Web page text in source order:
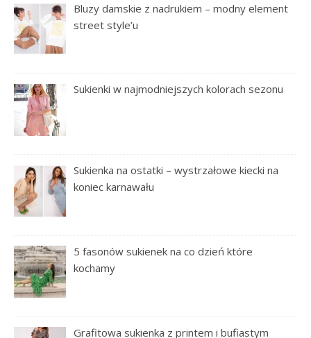
Bluzy damskie z nadrukiem – modny element
street style’u
Sukienki w najmodniejszych kolorach sezonu
Sukienka na ostatki – wystrzałowe kiecki na
koniec karnawału
5 fasonów sukienek na co dzień które
kochamy
Grafitowa sukienka z printem i bufiastym